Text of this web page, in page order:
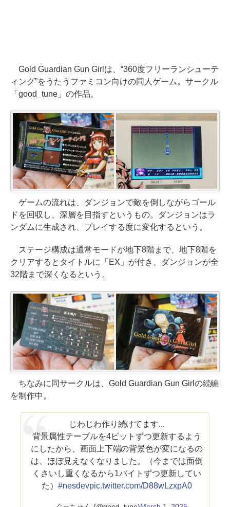
Gold Guardian Gun Girlは、“360度フリーランシューテ
ィング”をうたうファミコン向けの同人ゲーム。サークル
「good_tune」の作品。
ゲームの流れは、ダンジョンで敵を倒しながらゴール
ドを回収し、深層を目指すというもの。ダンジョンはラ
ンダムに生成され、プレイする度に変化するという。
ステージ構成は通常モードが地下8階まで、地下8階を
クリアするとタイトルに「EX」が付き、ダンジョンが全
32階まで深くなるという。
ちなみに同サークルは、Gold Guardian Gun Girlの続編
を制作中。
じわじわ作り続けてます...
背景属性テーブルを4ビットずつ更新するよう
にしたから、画面上下端の背景色が変になるの
は、ほぼ見えなくなりました。（今までは面倒
くさいし重くなるから1バイトずつ更新してい
た）#nesdevpic.twitter.com/D88wLzxpA0